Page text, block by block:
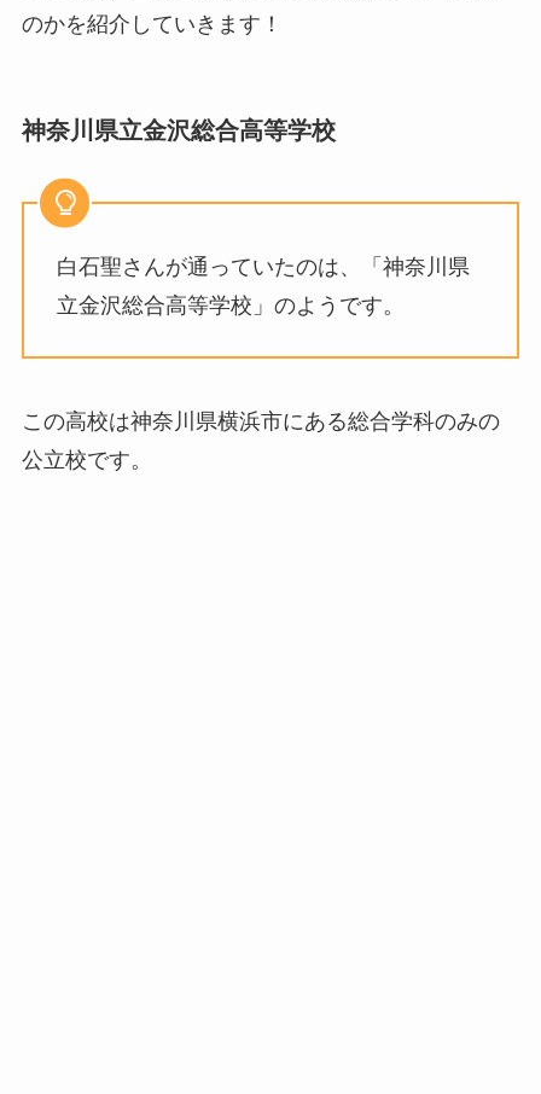
のかを紹介していきます！
神奈川県立金沢総合高等学校
白石聖さんが通っていたのは、「神奈川県
立金沢総合高等学校」のようです。
この高校は神奈川県横浜市にある総合学科のみの
公立校です。